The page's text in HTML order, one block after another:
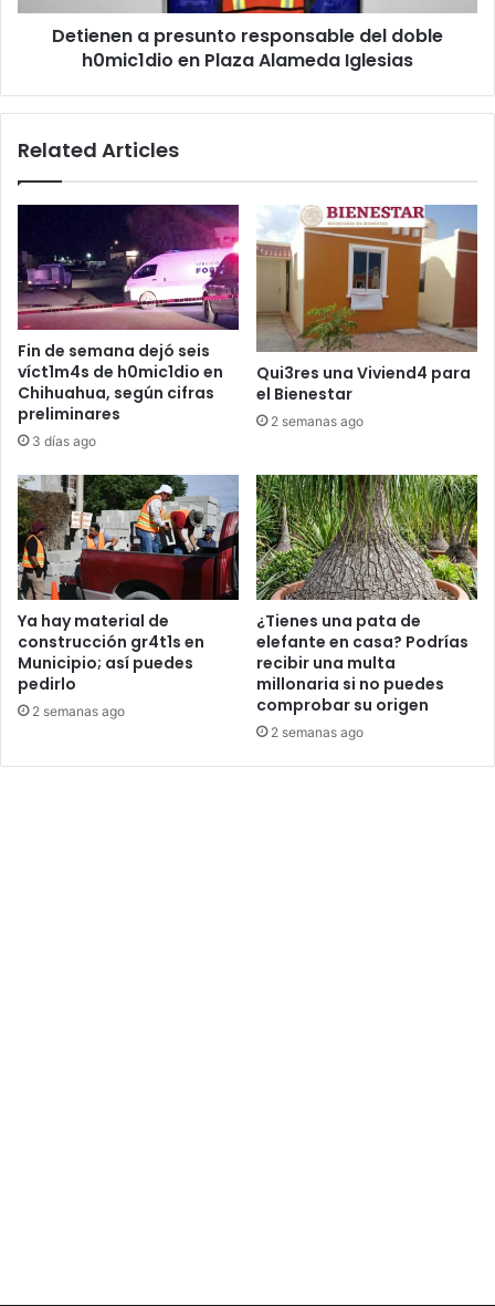
Plaza
AlamedaDetienen a presunto responsable del doble
h0mic1dio en Plaza Alameda Iglesias
Related Articles
Fin de semana dejó seis
víct1m4s de h0mic1dio en
Chihuahua, según cifras
preliminares
3 días ago
Qui3res una Viviend4 para
el Bienestar
2 semanas ago
Ya hay material de
construcción gr4t1s en
Municipio; así puedes
pedirlo
2 semanas ago
¿Tienes una pata de
elefante en casa? Podrías
recibir una multa
millonaria si no puedes
comprobar su origen
2 semanas ago